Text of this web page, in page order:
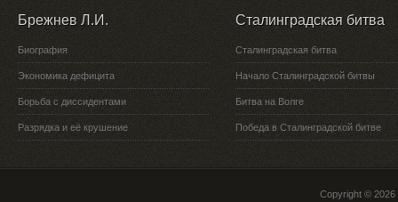
Брежнев Л.И.
Биография
Экономика дефицита
Борьба с диссидентами
Разрядка и её крушение
Сталинградская битва
Сталинградская битва
Начало Сталинградской битвы
Битва на Волге
Победа в Сталинградской битве
Copyright © 2026